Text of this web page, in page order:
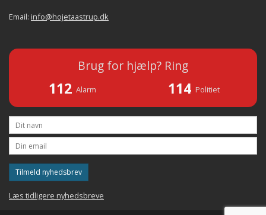
Email: info@hojetaastrup.dk
Brug for hjælp? Ring
112 Alarm 114 Politiet
Tilmeld nyhedsbrev
Læs tidligere nyhedsbreve